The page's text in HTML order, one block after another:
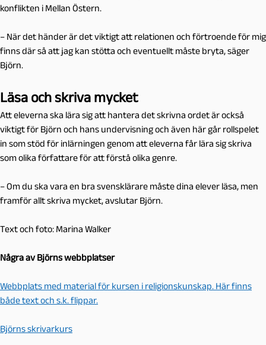
konflikten i Mellan Östern.
– När det händer är det viktigt att relationen och förtroende för mig
finns där så att jag kan stötta och eventuellt måste bryta, säger
Björn.
Läsa och skriva mycket
Att eleverna ska lära sig att hantera det skrivna ordet är också
viktigt för Björn och hans undervisning och även här går rollspelet
in som stöd för inlärningen genom att eleverna får lära sig skriva
som olika författare för att förstå olika genre.
– Om du ska vara en bra svensklärare måste dina elever läsa, men
framför allt skriva mycket, avslutar Björn.
Text och foto: Marina Walker
Några av Björns webbplatser
Webbplats med material för kursen i religionskunskap. Här finns
både text och s.k. flippar.
Björns skrivarkurs